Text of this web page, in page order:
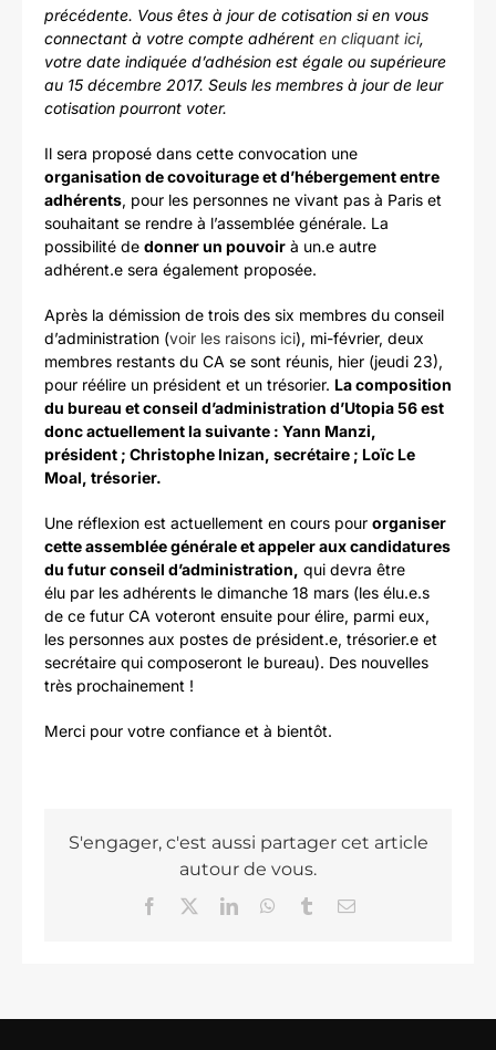
précédente. Vous êtes à jour de cotisation si en vous
connectant à votre compte adhérent en cliquant ici,
votre date indiquée d’adhésion est égale ou supérieure
au 15 décembre 2017. Seuls les membres à jour de leur
cotisation pourront voter.
Il sera proposé dans cette convocation une
organisation de covoiturage et d’hébergement entre
adhérents, pour les personnes ne vivant pas à Paris et
souhaitant se rendre à l’assemblée générale. La
possibilité de donner un pouvoir à un.e autre
adhérent.e sera également proposée.
Après la démission de trois des six membres du conseil
d’administration (voir les raisons ici), mi-février, deux
membres restants du CA se sont réunis, hier (jeudi 23),
pour réélire un président et un trésorier. La composition
du bureau et conseil d’administration d’Utopia 56 est
donc actuellement la suivante : Yann Manzi,
président ; Christophe Inizan, secrétaire ; Loïc Le
Moal, trésorier.
Une réflexion est actuellement en cours pour organiser
cette assemblée générale et appeler aux candidatures
du futur conseil d’administration, qui devra être
élu par les adhérents le dimanche 18 mars (les élu.e.s
de ce futur CA voteront ensuite pour élire, parmi eux,
les personnes aux postes de président.e, trésorier.e et
secrétaire qui composeront le bureau). Des nouvelles
très prochainement !
Merci pour votre confiance et à bientôt.
S'engager, c'est aussi partager cet article
autour de vous.
Facebook LinkedInWhatsAppTumblrEmail